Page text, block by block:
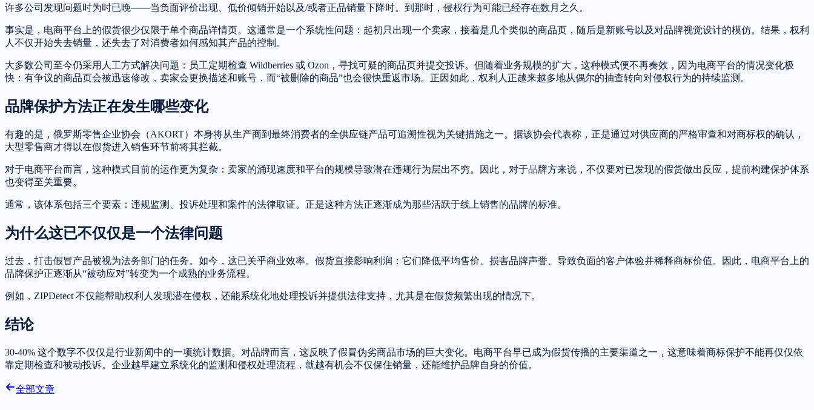
许多公司发现问题时为时已晚——当负面评价出现、低价倾销开始以及/或者正品销量下降时。到那时，侵权行为可能已经存在数月之久。
事实是，电商平台上的假货很少仅限于单个商品详情页。这通常是一个系统性问题：起初只出现一个卖家，接着是几个类似的商品页，随后是新账号以及对品牌视觉设计的模仿。结果，权利
人不仅开始失去销量，还失去了对消费者如何感知其产品的控制。
大多数公司至今仍采用人工方式解决问题：员工定期检查 Wildberries 或 Ozon，寻找可疑的商品页并提交投诉。但随着业务规模的扩大，这种模式便不再奏效，因为电商平台的情况变化极
快：有争议的商品页会被迅速修改，卖家会更换描述和账号，而“被删除的商品”也会很快重返市场。正因如此，权利人正越来越多地从偶尔的抽查转向对侵权行为的持续监测。
品牌保护方法正在发生哪些变化
有趣的是，俄罗斯零售企业协会（AKORT）本身将从生产商到最终消费者的全供应链产品可追溯性视为关键措施之一。据该协会代表称，正是通过对供应商的严格审查和对商标权的确认，
大型零售商才得以在假货进入销售环节前将其拦截。
对于电商平台而言，这种模式目前的运作更为复杂：卖家的涌现速度和平台的规模导致潜在违规行为层出不穷。因此，对于品牌方来说，不仅要对已发现的假货做出反应，提前构建保护体系
也变得至关重要。
通常，该体系包括三个要素：违规监测、投诉处理和案件的法律取证。正是这种方法正逐渐成为那些活跃于线上销售的品牌的标准。
为什么这已不仅仅是一个法律问题
过去，打击假冒产品被视为法务部门的任务。如今，这已关乎商业效率。假货直接影响利润：它们降低平均售价、损害品牌声誉、导致负面的客户体验并稀释商标价值。因此，电商平台上的
品牌保护正逐渐从“被动应对”转变为一个成熟的业务流程。
例如，ZIPDetect 不仅能帮助权利人发现潜在侵权，还能系统化地处理投诉并提供法律支持，尤其是在假货频繁出现的情况下。
结论
30-40% 这个数字不仅仅是行业新闻中的一项统计数据。对品牌而言，这反映了假冒伪劣商品市场的巨大变化。电商平台早已成为假货传播的主要渠道之一，这意味着商标保护不能再仅仅依
靠定期检查和被动投诉。企业越早建立系统化的监测和侵权处理流程，就越有机会不仅保住销量，还能维护品牌自身的价值。
全部文章